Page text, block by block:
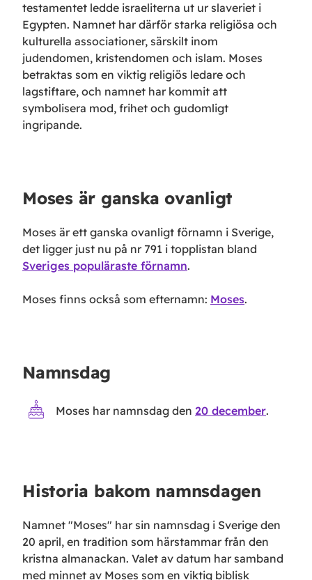
testamentet ledde israeliterna ut ur slaveriet i
Egypten. Namnet har därför starka religiösa och
kulturella associationer, särskilt inom
judendomen, kristendomen och islam. Moses
betraktas som en viktig religiös ledare och
lagstiftare, och namnet har kommit att
symbolisera mod, frihet och gudomligt
ingripande.
Mosesär ganska ovanligt
Moses är ett ganska ovanligt förnamn i Sverige,
det ligger just nu på nr 791 i topplistan bland
Sveriges populäraste förnamn.
Moses finns också som efternamn: Moses.
Namnsdag
Moses har namnsdag den 20 december.
Historia bakom namnsdagen
Namnet "Moses" har sin namnsdag i Sverige den
20 april, en tradition som härstammar från den
kristna almanackan. Valet av datum har samband
med minnet av Moses som en viktig biblisk